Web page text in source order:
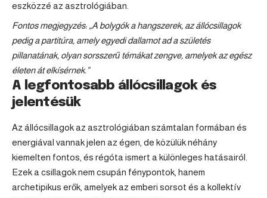
eszközzé az asztrológiában.
Fontos megjegyzés: „A bolygók a hangszerek, az állócsillagok
pedig a partitúra, amely egyedi dallamot ad a születés
pillanatának, olyan sorsszerű témákat zengve, amelyek az egész
életen át elkísérnek.”
A legfontosabb állócsillagok és
jelentésük
Az állócsillagok az asztrológiában számtalan formában és
energiával vannak jelen az égen, de közülük néhány
kiemelten fontos, és régóta ismert a különleges hatásairól.
Ezek a csillagok nem csupán fénypontok, hanem
archetipikus erők, amelyek az emberi sorsot és a kollektív